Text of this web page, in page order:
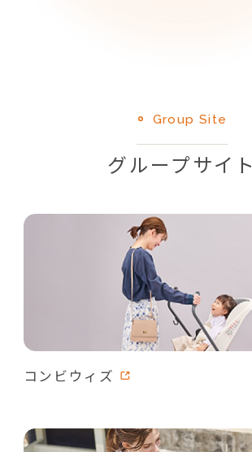
Group Site
グループサイト
コンビウィズ